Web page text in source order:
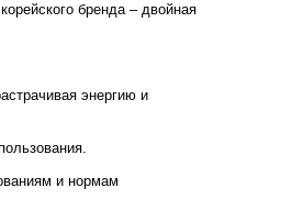
бренда – двойная
энергию и
и нормам